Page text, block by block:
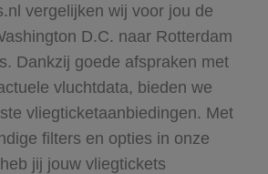
vergelijken wij voor jou de
D.C. naar Rotterdam
Dankzij goede afspraken met
vluchtdata, bieden we
vliegticketaanbiedingen. Met
filters en opties in onze
jij jouw vliegtickets